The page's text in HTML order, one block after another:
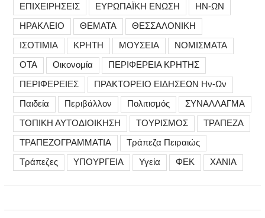
ΕΠΙΧΕΙΡΗΣΕΙΣ
ΕΥΡΩΠΑΪΚΗ ΕΝΩΣΗ
ΗΝ-ΩΝ
ΗΡΑΚΛΕΙΟ
ΘΕΜΑΤΑ
ΘΕΣΣΑΛΟΝΙΚΗ
ΙΣΟΤΙΜΙΑ
ΚΡΗΤΗ ΜΟΥΣΕΙΑ
ΝΟΜΙΣΜΑΤΑ
ΟΤΑ
Οικονομία
ΠΕΡΙΦΕΡΕΙΑ ΚΡΗΤΗΣ
ΠΕΡΙΦΕΡΕΙΕΣ
ΠΡΑΚΤΟΡΕΙΟ ΕΙΔΗΣΕΩΝ Ην-Ων
Παιδεία
Περιβάλλον Πολιτισμός
ΣΥΝΑΛΛΑΓΜΑ
ΤΟΠΙΚΗ ΑΥΤΟΔΙΟΙΚΗΣΗ
ΤΟΥΡΙΣΜΟΣ
ΤΡΑΠΕΖΑ
ΤΡΑΠΕΖΟΓΡΑΜΜΑΤΙΑ
Τράπεζα Πειραιώς
Τράπεζες
ΥΠΟΥΡΓΕΙΑ Υγεία ΦΕΚ ΧΑΝΙΑ